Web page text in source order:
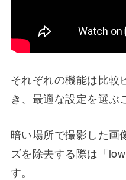
それぞれの機能は比較
き、最適な設定を選ぶ
暗い場所で撮影した画
ズを除去する際は「
す。